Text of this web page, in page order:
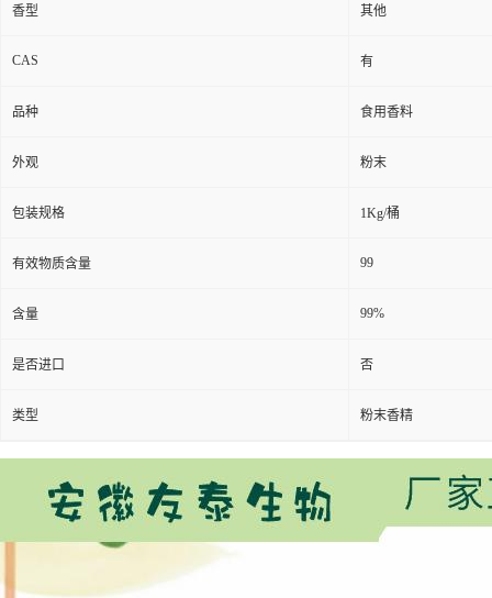
香型 其他
CAS 有
品种 食用香料
外观 粉末
包装规格 1Kg/桶
有效物质含量 99
含量 99%
是否进口 否
类型 粉末香精